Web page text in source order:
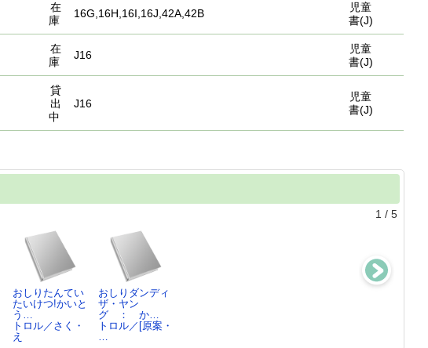
在
庫
16G,16H,16I,16J,42A,42B
児童
書(J)
在
庫
J16
児童
書(J)
貸
出
中
J16
児童
書(J)
1 / 5
おしりたんてい
たいけつ!かいと
う…
トロル／さく・
え
おしりダンディ
ザ・ヤン
グ ： か…
トロル／[原案・
…